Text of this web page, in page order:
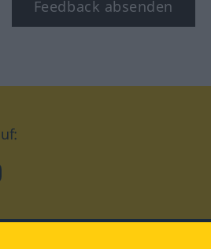
Feedback absenden